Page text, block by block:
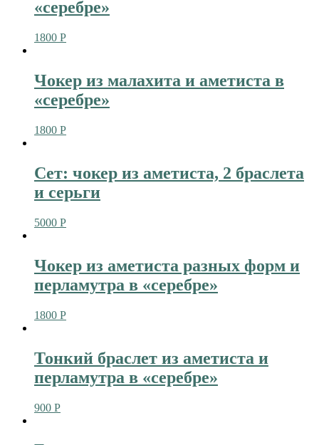
«серебре»
1800 Р
Чокер из малахита и аметиста в
«серебре»
1800 Р
Сет: чокер из аметиста, 2 браслета
и серьги
5000 Р
Чокер из аметиста разных форм и
перламутра в «серебре»
1800 Р
Тонкий браслет из аметиста и
перламутра в «серебре»
900 Р